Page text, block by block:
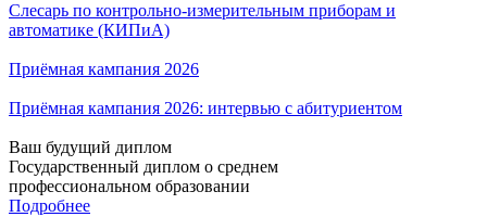
Слесарь по контрольно-измерительным приборам и
автоматике (КИПиА)
Приёмная кампания 2026
Приёмная кампания 2026: интервью с абитуриентом
Ваш будущий диплом
Государственный диплом о среднем
профессиональном образовании
Подробнее